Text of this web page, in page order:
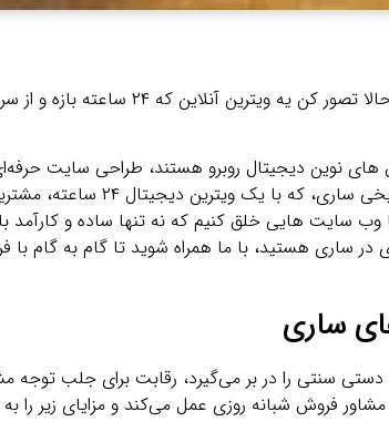
فکر کن یه مغازه دنج تو بازار ساری داری، اما مشتری‌ ها فقط از در روبه‌ رو میان. حالا
نوین دیجیتال روبرو هستند، طراحی سایت
سوی بازارهای گسترده‌ تر عمل می‌کند. تصور کنید مغازه‌ای دنج در
وب‌ سایت‌ هایی خلق کنیم که نه تنها ساده و کارآمد
در ساری هستید، با ما همراه شوید تا گام‌ به‌ گام
ساری
سنتی را در بر می‌گیرد، رقابت برای جلب توجه
فروش شبانه‌ روزی عمل می‌کند و مزایای زیر را به